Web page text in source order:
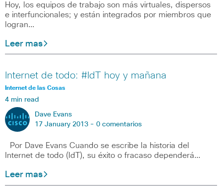
Hoy, los equipos de trabajo son más virtuales, dispersos
e interfuncionales; y están integrados por miembros que
logran…
Leer mas
Internet de todo: #IdT hoy y mañana
Internet de las Cosas
4 min read
Dave Evans
17 January 2013 - 0 comentarios
Por Dave Evans Cuando se escribe la historia del
Internet de todo (IdT), su éxito o fracaso dependerá…
Leer mas